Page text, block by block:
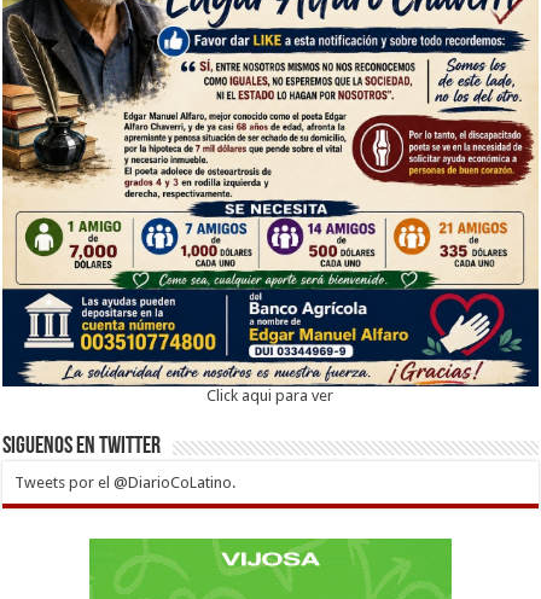
Click aqui para ver
Siguenos en twitter
Tweets por el @DiarioCoLatino.